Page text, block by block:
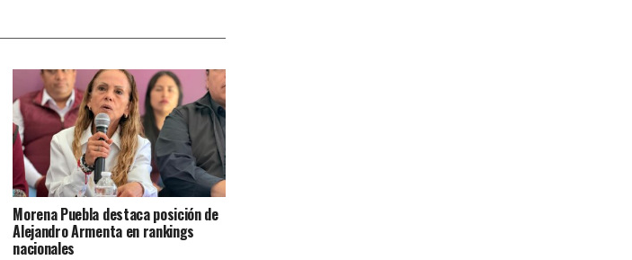
Morena Puebla destaca posición de
Alejandro Armenta en rankings
nacionales